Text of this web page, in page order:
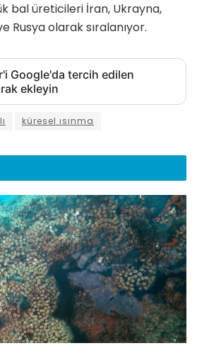
bal üreticileri İran, Ukrayna,
Rusya olarak sıralanıyor.
Google'da tercih edilen
ekleyin
küresel ısınma